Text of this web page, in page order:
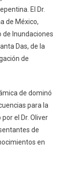
El Dr.
de México,
de Inundaciones
Das, de la
de
de dominó
para la
el Dr. Oliver
de
en